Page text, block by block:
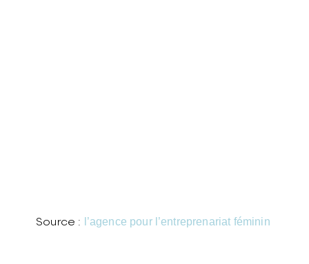
Source : l’agence pour l’entreprenariat féminin